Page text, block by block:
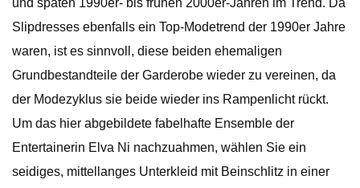
und späten 1990er- bis frühen 2000er-Jahren im Trend. Da
Slipdresses ebenfalls ein Top-Modetrend der 1990er Jahre
waren, ist es sinnvoll, diese beiden ehemaligen
Grundbestandteile der Garderobe wieder zu vereinen, da
der Modezyklus sie beide wieder ins Rampenlicht rückt.
Um das hier abgebildete fabelhafte Ensemble der
Entertainerin Elva Ni nachzuahmen, wählen Sie ein
seidiges, mittellanges Unterkleid mit Beinschlitz in einer